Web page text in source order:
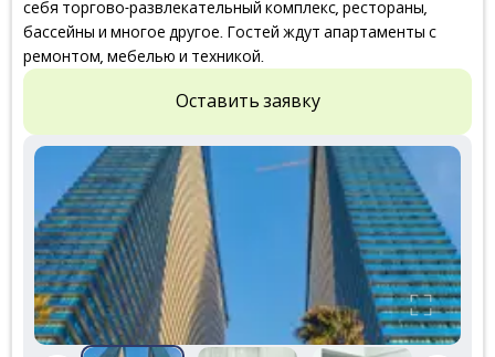
себя торгово-развлекательный комплекс, рестораны,
бассейны и многое другое. Гостей ждут апартаменты с
ремонтом, мебелью и техникой.
Оставить заявку